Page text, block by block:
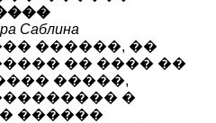
Саблина
������, ��
�� ���� ��
�����,
�
������